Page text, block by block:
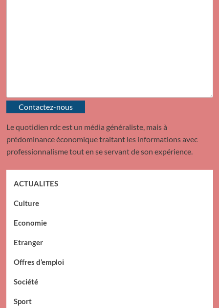
Contactez-nous
Le quotidien rdc est un média généraliste, mais à
prédominance économique traitant les informations avec
professionnalisme tout en se servant de son expérience.
ACTUALITES
Culture
Economie
Etranger
Offres d’emploi
Société
Sport